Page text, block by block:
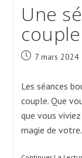
Une
couple
Post 7 mars 2024
Les séances
couple. Que
que vous
magie de